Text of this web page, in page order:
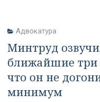
Адвокатура
Минтруд
ближайшие три
что он не
минимум